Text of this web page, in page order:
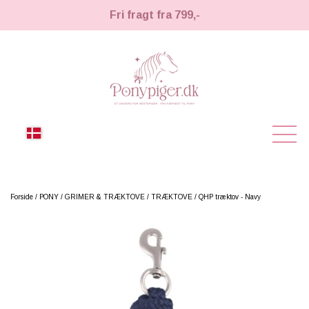
Fri fragt fra 799,-
NYHEDER
KÆPHESTE
KÆPHESTE
STRIGLER & TILBEHØR
LEMIEUX TOY PONY
TIL HESTEPIGER
Forside PONY GRIMER & TRÆKTOVE TRÆKTOVE QHP træktov - Navy